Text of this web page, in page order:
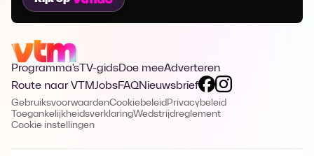
Programma's TV-gidsDoe meeAdverteren
Route naar VTMJobsFAQNieuwsbrief
GebruiksvoorwaardenCookiebeleid Privacybeleid
ToegankelijkheidsverklaringWedstrijdreglement
Cookie instellingen